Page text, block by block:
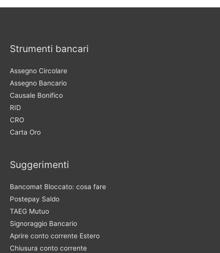
Strumenti bancari
Assegno Circolare
Assegno Bancario
Causale Bonifico
RID
CRO
Carta Oro
Suggerimenti
Bancomat Bloccato: cosa fare
Postepay Saldo
TAEG Mutuo
Signoraggio Bancario
Aprire conto corrente Estero
Chiusura conto corrente